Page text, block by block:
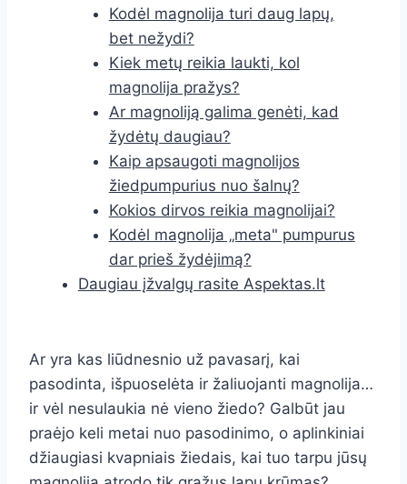
Kodėl magnolija turi daug lapų,
bet nežydi?
Kiek metų reikia laukti, kol
magnolija pražys?
Ar magnoliją galima genėti, kad
žydėtų daugiau?
Kaip apsaugoti magnolijos
žiedpumpurius nuo šalnų?
Kokios dirvos reikia magnolijai?
Kodėl magnolija „meta" pumpurus
dar prieš žydėjimą?
Daugiau įžvalgų rasite Aspektas.lt
Ar yra kas liūdnesnio už pavasarį, kai
pasodinta, išpuoselėta ir žaliuojanti magnolija…
ir vėl nesulaukia nė vieno žiedo? Galbūt jau
praėjo keli metai nuo pasodinimo, o aplinkiniai
džiaugiasi kvapniais žiedais, kai tuo tarpu jūsų